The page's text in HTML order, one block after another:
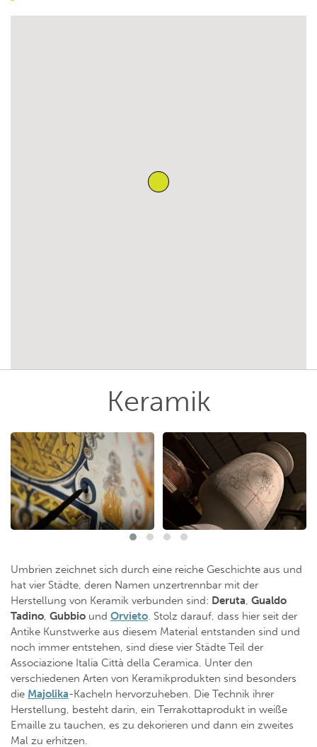
Keramik
Umbrien zeichnet sich durch eine reiche Geschichte aus und
hat vier Städte, deren Namen unzertrennbar mit der
Herstellung von Keramik verbunden sind: Deruta Gualdo
Tadino Gubbio und Orvieto . Stolz darauf, dass hier seit der
Antike Kunstwerke aus diesem Material entstanden sind und
noch immer entstehen, sind diese vier Städte Teil der
Associazione Italia Città della Ceramica. Unter den
verschiedenen Arten von Keramikprodukten sind besonders
die Majolika-Kacheln hervorzuheben. Die Technik ihrer
Herstellung, besteht darin, ein Terrakottaprodukt in weiße
Emaille zu tauchen, es zu dekorieren und dann ein zweites
Mal zu erhitzen.